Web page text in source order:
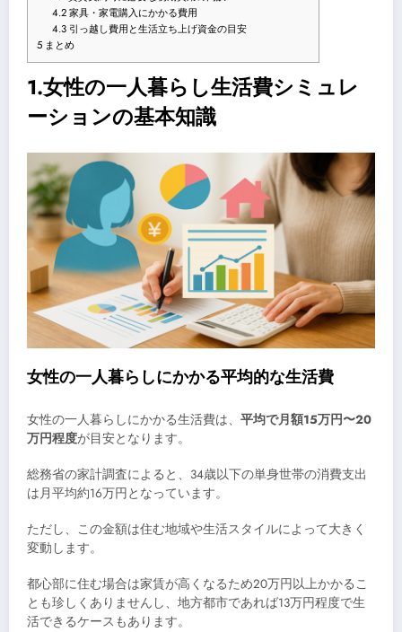
4.2家具・家電購入にかかる費用
4.3 引っ越し費用と生活立ち上げ資金の目安
5 まとめ
1.女性の一人暮らし生活費シミュレ
ーションの基本知識
女性の一人暮らしにかかる平均的な生活費
女性の一人暮らしにかかる生活費は、 平均で月額15万円〜20
万円程度が目安となります。
総務省の家計調査によると、34歳以下の単身世帯の消費支出
は月平均約16万円となっています。
ただし、この金額は住む地域や生活スタイルによって大きく
変動します。
都心部に住む場合は家賃が高くなるため20万円以上かかるこ
とも珍しくありませんし、地方都市であれば13万円程度で生
活できるケースもあります。